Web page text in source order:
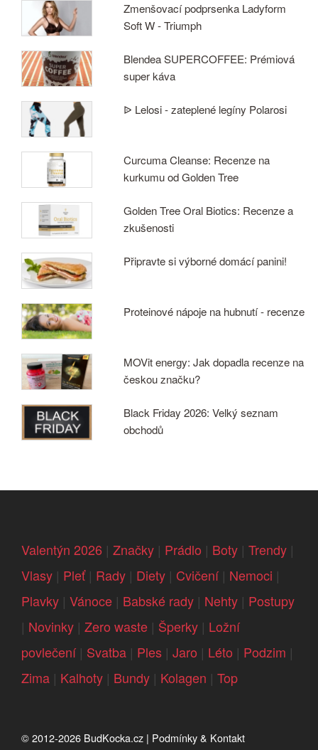
Zmenšovací podprsenka Ladyform
Soft W - Triumph
Blendea SUPERCOFFEE: Prémiová
super káva
ᐉ Lelosi - zateplené legíny Polarosi
Curcuma Cleanse: Recenze na
kurkumu od Golden Tree
Golden Tree Oral Biotics: Recenze a
zkušenosti
Připravte si výborné domácí panini!
Proteinové nápoje na hubnutí - recenze
MOVit energy: Jak dopadla recenze na
českou značku?
Black Friday 2026: Velký seznam
obchodů
Valentýn 2026 | Značky | Prádlo | Boty | Trendy |
Vlasy | Pleť| Rady | Diety | Cvičení| Nemoci |
Plavky | Vánoce | Babské rady | Nehty | Postupy
| Novinky | Zero waste | Šperky | Ložní
povlečení| Svatba | Ples | Jaro | Léto | Podzim |
Zima | Kalhoty | Bundy | Kolagen | Top
© 2012-2026 BudKocka.cz | Podmínky & Kontakt